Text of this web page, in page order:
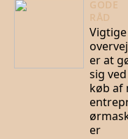
GODE
RÅD
Vigtige
er at
sig ved
køb af
er